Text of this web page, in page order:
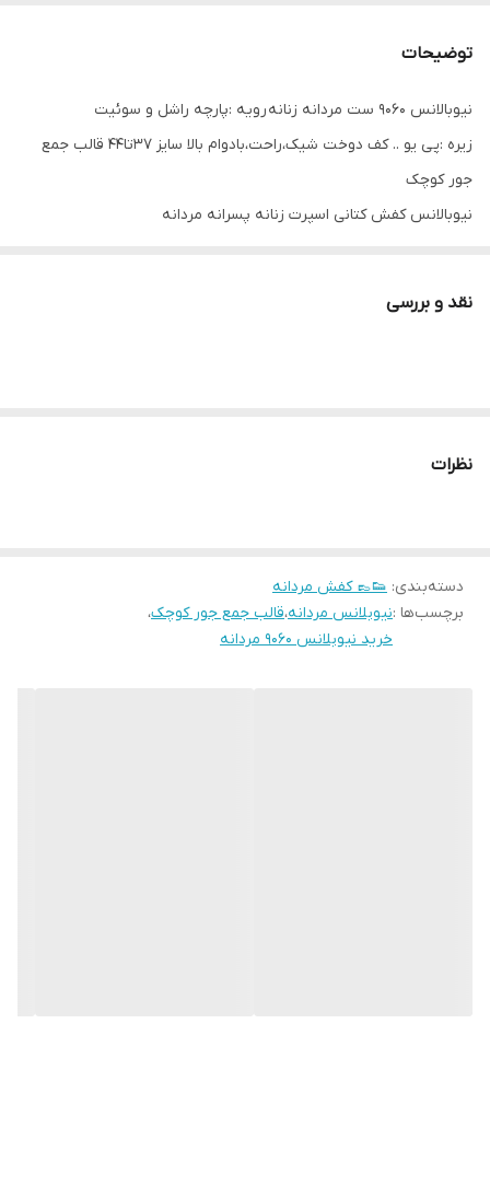
توضیحات
نیوبالانس 9060 ست مردانه زنانه رویه :پارچه راشل و سوئیت
زیره :پی یو .. کف دوخت شیک،راحت،بادوام بالا سایز 37تا44 قالب جمع
جور کوچک
نیوبالانس کفش کتانی اسپرت زنانه پسرانه مردانه
نقد و بررسی
نظرات
دسته‌بندی: 👟👞 کفش مردانه
برچسب‌ها :نیوبلانس مردانه،قالب جمع جور کوچک،
خرید نیوبلانس 9060 مردانه